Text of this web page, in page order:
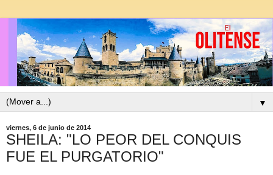
▼
viernes, 6 de junio de 2014
SHEILA: "LO PEOR DEL CONQUIS
FUE EL PURGATORIO"